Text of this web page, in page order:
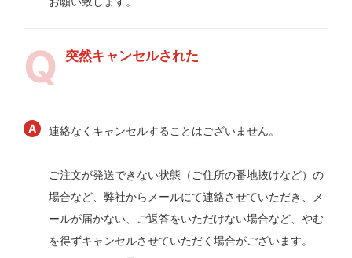
突然キャンセルされた
連絡なくキャンセルすることはございません。
ご注文が発送できない状態（ご住所の番地抜けなど）の
場合など、弊社からメールにて連絡させていただき、メ
ールが届かない、ご返答をいただけない場合など、やむ
を得ずキャンセルさせていただく場合がございます。